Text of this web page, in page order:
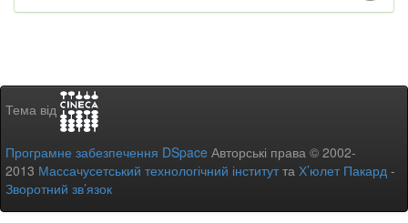
Тема від
Програмне забезпечення DSpace Авторські права © 2002-
2013 Массачусетський технологічний інститутта Х’юлет Пакард -
Зворотний зв’язок